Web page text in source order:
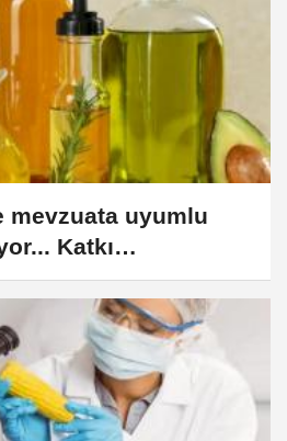
mevzuata uyumlu
Katkı
azalıyor